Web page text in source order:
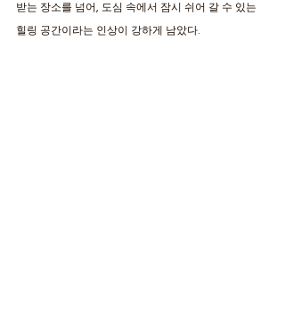
받는 장소를 넘어, 도심 속에서 잠시 쉬어 갈 수 있는
힐링 공간이라는 인상이 강하게 남았다.